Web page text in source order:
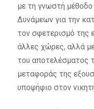
με τη γνωστή
Δυνάμεων για την
τον σφετερισμό της
άλλες χώρες, αλλά
του αποτελέσματος
μεταφοράς της
υποψήφιο στον